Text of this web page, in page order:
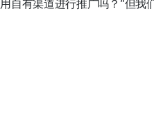
自有渠道进行推广吗？”但我